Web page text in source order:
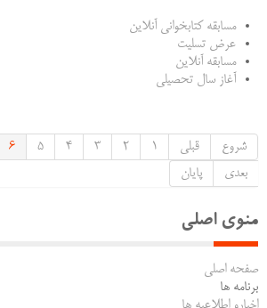
مسابقه کتابخوانی آنلاین
عرض تسلیت
مسابقه آنلاین
آغاز سال تحصیلی
شروع
قبلی 1
2
3
4
5
6
بعدی
پایان
منوی اصلی
صفحه اصلی
برنامه ها